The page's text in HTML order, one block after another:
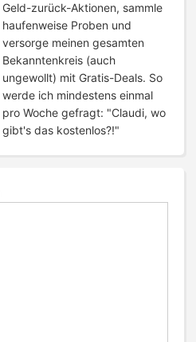
Geld-zurück-Aktionen, sammle
haufenweise Proben und
versorge meinen gesamten
Bekanntenkreis (auch
ungewollt) mit Gratis-Deals. So
werde ich mindestens einmal
pro Woche gefragt: "Claudi, wo
gibt's das kostenlos?!"